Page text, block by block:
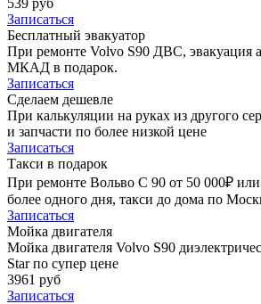
Записаться
Бесплатный эвакуатор
При ремонте Volvo S90 ДВС, эвакуация
МКАД в подарок.
Записаться
Сделаем дешевле
При калькуляции на руках из другого
и запчасти по более низкой цене
Записаться
Такси в подарок
При ремонте Вольво С 90 от 50 000₽
более одного дня, такси до дома по
Записаться
Мойка двигателя
Мойка двигателя Volvo S90
Star по супер цене
3961 руб
Записаться